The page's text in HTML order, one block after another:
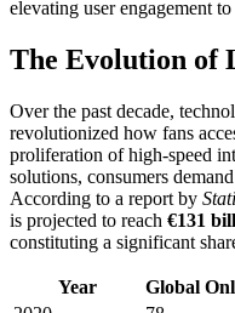
elevating user engagement
The Evolution of
Over the past decade,
revolutionized how fans
proliferation of high-speed
solutions, consumers
According to a report by
is projected to reach €131
constituting a significant
Year
Global